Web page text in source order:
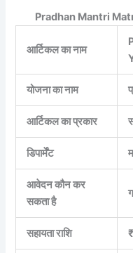
Pradhan Mantri
आर्टिकल का नाम
योजना का नाम
आर्टिकल का प्रकार
डिपार्मेंट
आवेदन कौन कर
सकता है
सहायता राशि